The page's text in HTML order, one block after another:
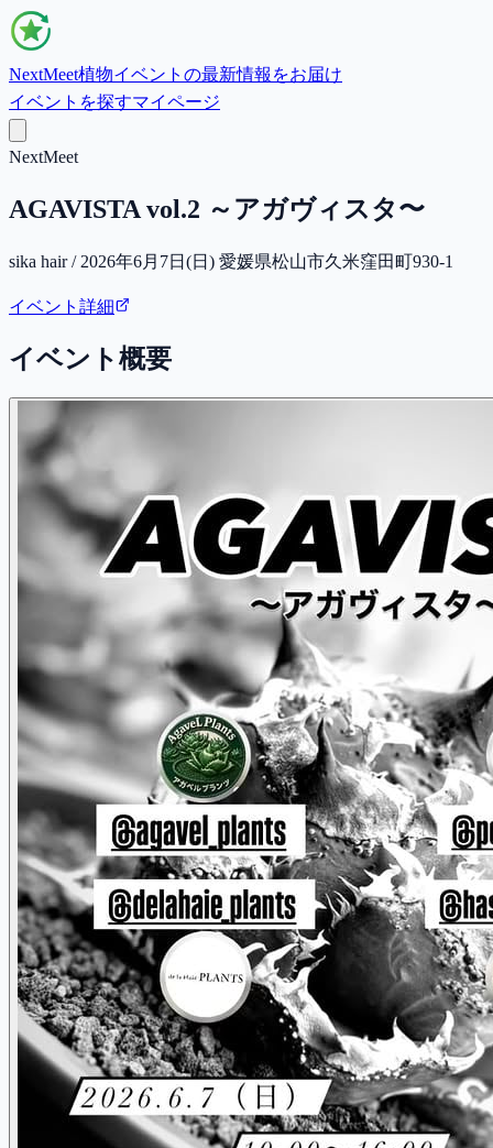
NextMeet植物イベントの最新情報をお届け
イベントを探すマイページ
NextMeet
AGAVISTA vol.2 ～アガヴィスタ〜
sika hair / 2026年6月7日(日) 愛媛県松山市久米窪田町930-1
イベント詳細
イベント概要